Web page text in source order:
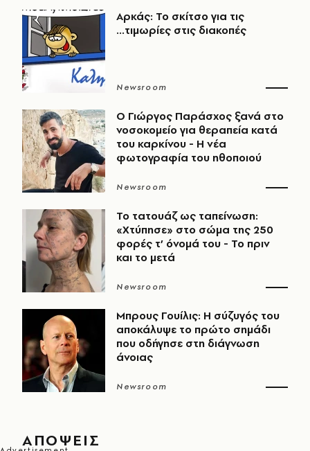
Αρκάς: Το σκίτσο για τις
...τιμωρίες στις διακοπές
Newsroom
O Γιώργος Παράσχος ξανά στο
νοσοκομείο για θεραπεία κατά
του καρκίνου - Η νέα
φωτογραφία του ηθοποιού
Newsroom
Το τατουάζ ως ταπείνωση:
«Χτύπησε» στο σώμα της 250
φορές τ’ όνομά του - Το πριν
και το μετά
Newsroom
Μπρους Γουίλις: Η σύζυγός του
αποκάλυψε το πρώτο σημάδι
που οδήγησε στη διάγνωση
άνοιας
Newsroom
ΑΠΟΨΕΙΣ